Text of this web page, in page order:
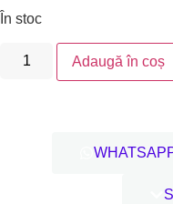
În stoc
Adaugă în coș